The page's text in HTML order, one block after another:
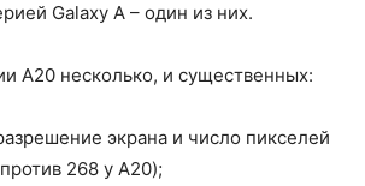
Galaxy A – один из них.
A20 несколько, и существенных:
экрана и число пикселей
268 у A20);